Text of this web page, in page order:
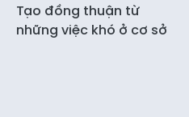
Tạo đồng thuận từ
những việc khó ở cơ sở